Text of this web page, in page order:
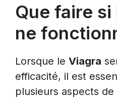
Que faire
ne
Lorsque le Viagra
efficacité, il est
plusieurs aspects